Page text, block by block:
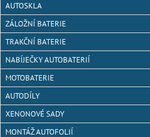
AUTOSKLA
ZÁLOŽNÍ BATERIE
TRAKČNÍ BATERIE
NABÍJEČKY AUTOBATERIÍ
MOTOBATERIE
AUTODÍLY
XENONOVÉ SADY
MONTÁŽ AUTOFOLIÍ